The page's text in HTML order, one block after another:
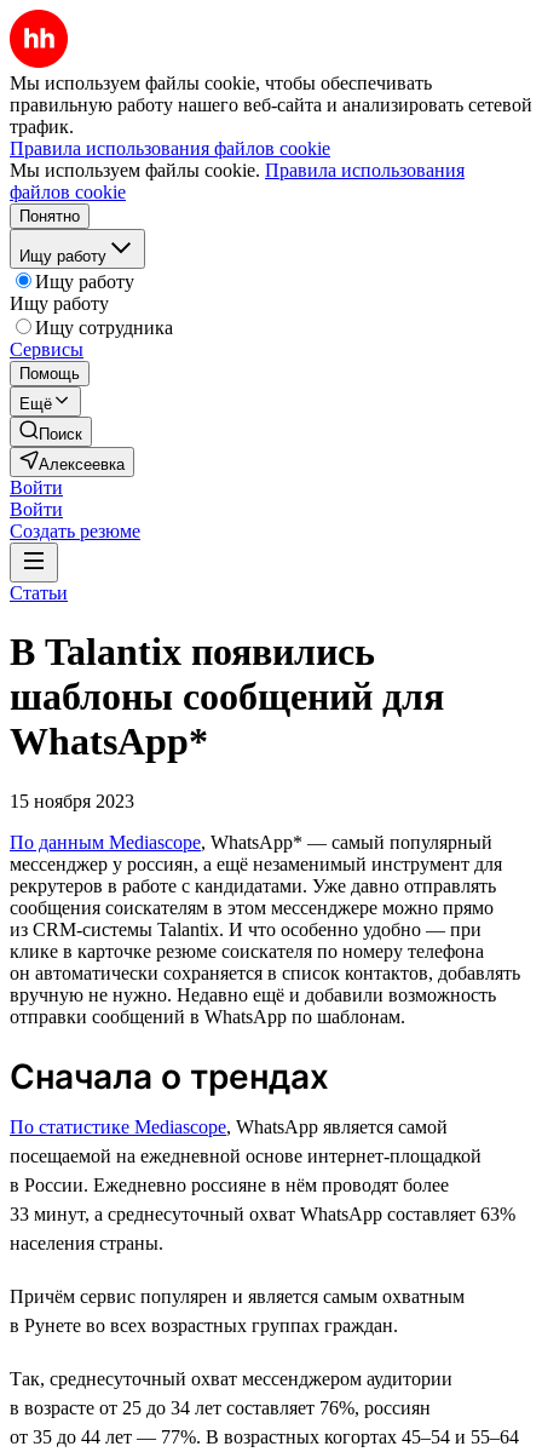
Мы используем файлы cookie, чтобы обеспечивать
правильную работу нашего веб-сайта и анализировать сетевой
трафик.
Правила использования файлов cookie
Мы используем файлы cookie. Правила использования
файлов cookie
Понятно
Ищу работу
Ищу работу
Ищу работу
Ищу сотрудника
Сервисы
Помощь
Ещё
Поиск
Алексеевка
Войти
Войти
Создать резюме
Статьи
В Talantix появились
шаблоны сообщений для
WhatsApp*
15 ноября 2023
По данным Mediascope, WhatsApp* — самый популярный
мессенджер у россиян, а ещё незаменимый инструмент для
рекрутеров в работе с кандидатами. Уже давно отправлять
сообщения соискателям в этом мессенджере можно прямо
из CRM-системы Talantix. И что особенно удобно — при
клике в карточке резюме соискателя по номеру телефона
он автоматически сохраняется в список контактов, добавлять
вручную не нужно. Недавно ещё и добавили возможность
отправки сообщений в WhatsApp по шаблонам.
Сначала о трендах
По статистике Mediascope, WhatsApp является самой
посещаемой на ежедневной основе интернет-площадкой
в России. Ежедневно россияне в нём проводят более
33 минут, а среднесуточный охват WhatsApp составляет 63%
населения страны.
Причём сервис популярен и является самым охватным
в Рунете во всех возрастных группах граждан.
Так, среднесуточный охват мессенджером аудитории
в возрасте от 25 до 34 лет составляет 76%, россиян
от 35 до 44 лет — 77%. В возрастных когортах 45–54 и 55–64